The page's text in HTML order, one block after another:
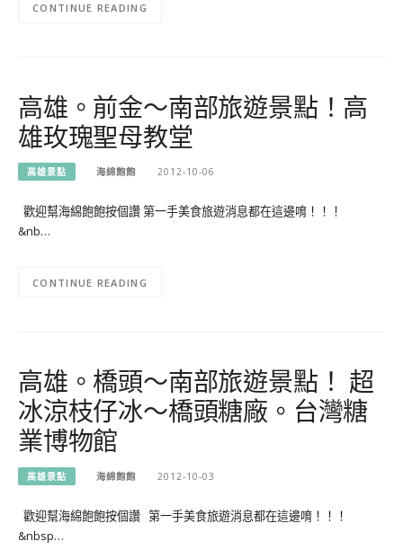
CONTINUE READING
高雄。前金～南部旅遊景點！高
雄玫瑰聖母教堂
高雄景點 海綿飽飽 2012-10-06
歡迎幫海綿飽飽按個讚 第一手美食旅遊消息都在這邊唷！！！
&nb…
CONTINUE READING
高雄。橋頭～南部旅遊景點！ 超
冰涼枝仔冰～橋頭糖廠。台灣糖
業博物館
高雄景點 海綿飽飽 2012-10-03
歡迎幫海綿飽飽按個讚 第一手美食旅遊消息都在這邊唷！！！
&nbsp…